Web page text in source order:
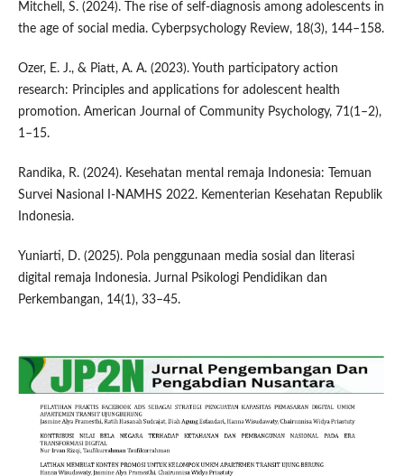
Mitchell, S. (2024). The rise of self-diagnosis among adolescents in
the age of social media. Cyberpsychology Review, 18(3), 144–158.
Ozer, E. J., & Piatt, A. A. (2023). Youth participatory action
research: Principles and applications for adolescent health
promotion. American Journal of Community Psychology, 71(1–2),
1–15.
Randika, R. (2024). Kesehatan mental remaja Indonesia: Temuan
Survei Nasional I-NAMHS 2022. Kementerian Kesehatan Republik
Indonesia.
Yuniarti, D. (2025). Pola penggunaan media sosial dan literasi
digital remaja Indonesia. Jurnal Psikologi Pendidikan dan
Perkembangan, 14(1), 33–45.